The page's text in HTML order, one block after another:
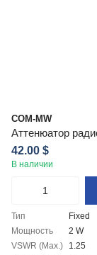
COM-MW
Аттенюатор
42.00 $
В наличии
Тип
Fixed
Мощность
2 W
VSWR (Max.)
1.25